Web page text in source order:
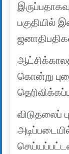
கொன்று
விடுதலைப்